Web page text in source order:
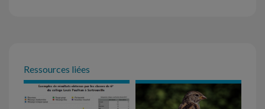
Ressources liées